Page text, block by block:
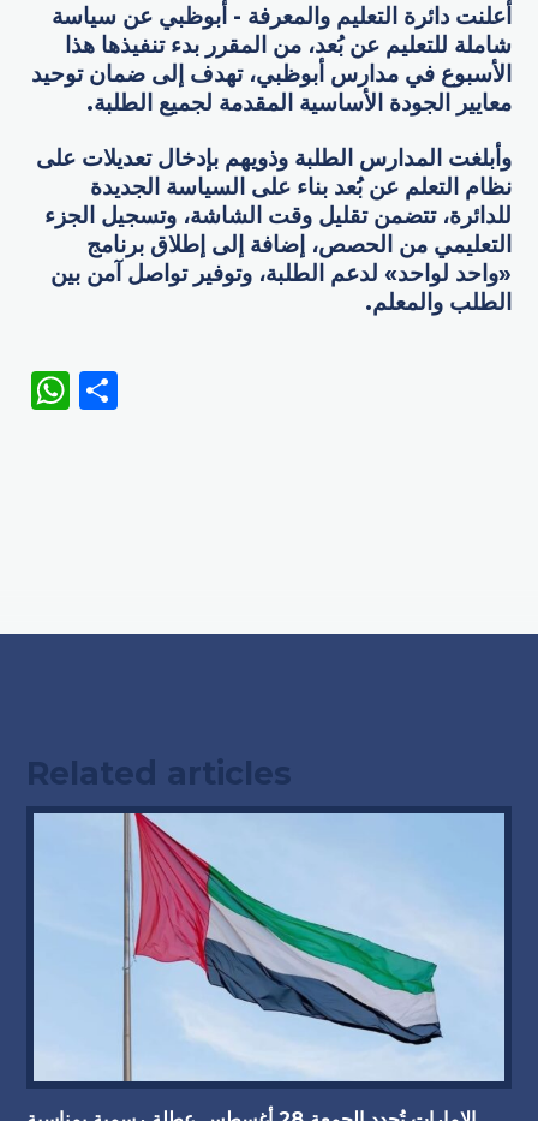
أعلنت دائرة التعليم والمعرفة - أبوظبي عن سياسة
شاملة للتعليم عن بُعد، من المقرر بدء تنفيذها هذا
الأسبوع في مدارس أبوظبي، تهدف إلى ضمان توحيد
معايير الجودة الأساسية المقدمة لجميع الطلبة.
وأبلغت المدارس الطلبة وذويهم بإدخال تعديلات على
نظام التعلم عن بُعد بناء على السياسة الجديدة
للدائرة، تتضمن تقليل وقت الشاشة، وتسجيل الجزء
التعليمي من الحصص، إضافة إلى إطلاق برنامج
«واحد لواحد» لدعم الطلبة، وتوفير تواصل آمن بين
الطلب والمعلم.
WhatsApp
Related articles